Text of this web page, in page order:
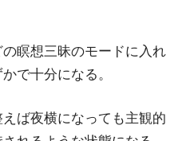
瞑想三昧のモードに入れ
で十分になる。
ば夜横になっても主観的